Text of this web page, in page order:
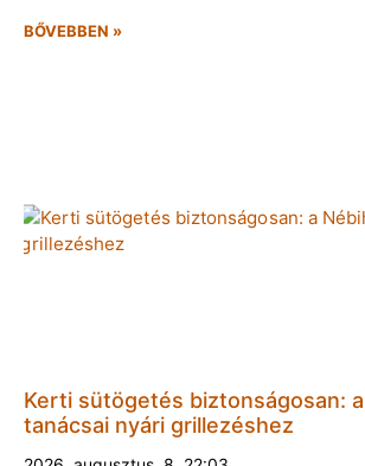
BŐVEBBEN »
Kerti sütögetés biztonságosan:
tanácsai nyári grillezéshez